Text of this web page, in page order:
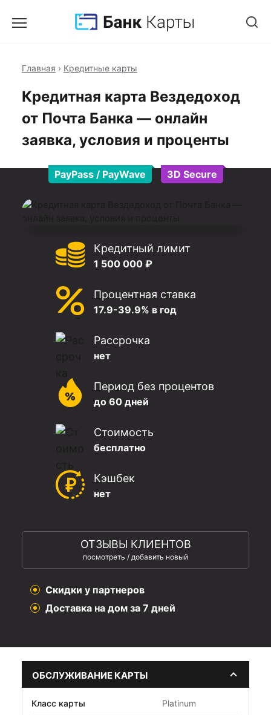
Главная › Кредитные карты
Кредитная карта Вездедоход
от Почта Банка — онлайн
заявка, условия и проценты
PayPass / PayWave 3D Secure
Кредитный лимит
1 500 000 ₽
Процентная ставка
17.9-39.9% в год
Рассрочка
нет
Период без процентов
до 60 дней
Стоимость
бесплатно
Кэшбек
нет
ОТЗЫВЫ КЛИЕНТОВ
посмотреть / добавить новый
Скидки у партнеров
Доставка на дом за 7 дней
ОБСЛУЖИВАНИЕ КАРТЫ
Класс карты Platinum